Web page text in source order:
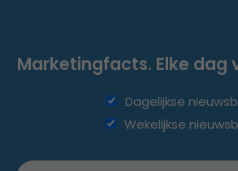
Marketingfacts. Elke dag
Dagelijkse
Wekelijkse